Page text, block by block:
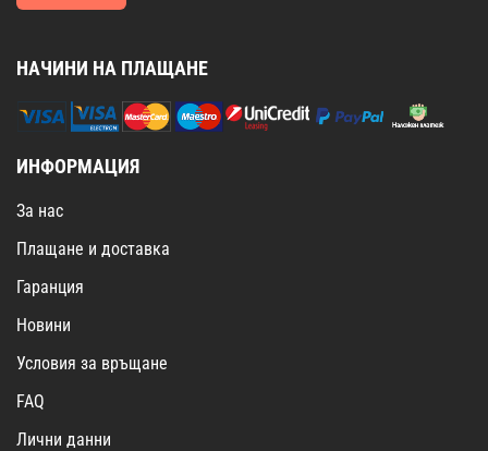
НАЧИНИ НА ПЛАЩАНЕ
ИНФОРМАЦИЯ
За нас
Плащане и доставка
Гаранция
Новини
Условия за връщане
FAQ
Лични данни